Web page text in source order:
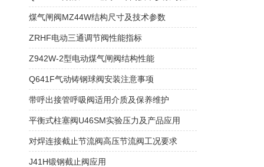
煤气闸阀MZ44W结构尺寸及技术参数
ZRHF电动三通调节阀性能指标
Z942W-2型电动煤气闸阀结构性能
Q641F气动铸钢球阀安装注意事项
带呼出接管呼吸阀适用介质及保养维护
平衡式柱塞阀U46SM实验压力及产品应用
对焊连接截止节流阀高压节流阀工况要求
J41H锻钢截止阀应用